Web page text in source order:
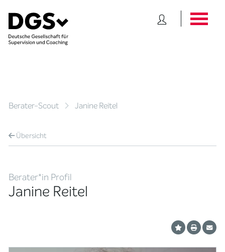
Berater-Scout Janine Reitel
Übersicht
Berater*in Profil
Janine Reitel